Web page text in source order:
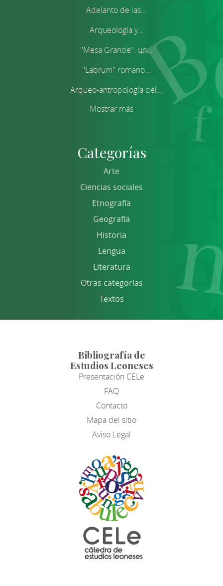
Adelanto de las...
Arqueología y...
''Mesa Grande'': un...
''Labrum'' romano...
Arqueo-antropología del...
Mostrar más
Categorías
Arte
Ciencias sociales
Etnografía
Geografía
Historia
Lengua
Literatura
Otras categorías
Textos
Bibliografía de
Estudios Leoneses
Presentación CELe
FAQ
Contacto
Mapa del sitio
Aviso Legal